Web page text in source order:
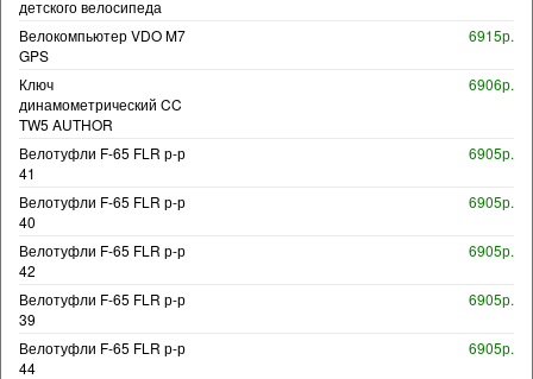
детского велосипеда
Велокомпьютер VDO M7
GPS
6915р.
Ключ
динамометрический CC
TW5 AUTHOR
6906р.
Велотуфли F-65 FLR р-р
41
6905р.
Велотуфли F-65 FLR р-р
40
6905р.
Велотуфли F-65 FLR р-р
42
6905р.
Велотуфли F-65 FLR р-р
39
6905р.
Велотуфли F-65 FLR р-р
44
6905р.